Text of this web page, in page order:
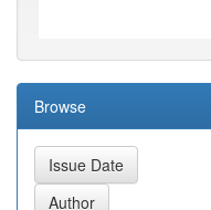
Browse